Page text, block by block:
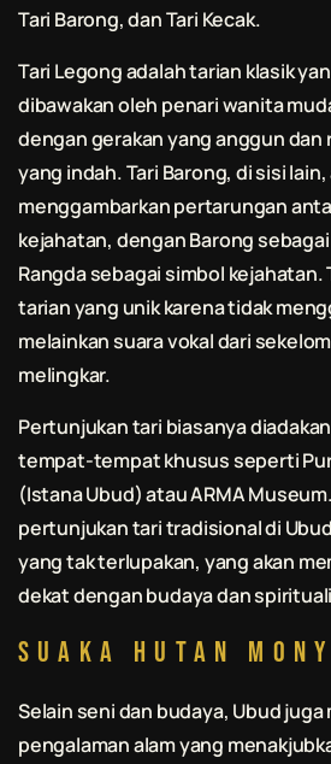
Tari Barong, dan Tari Kecak.
Tari Legong adalah tarian klasik
dibawakan oleh penari wanita
dengan gerakan yang anggun
yang indah. Tari Barong, di sisi
menggambarkan pertarungan
kejahatan, dengan Barong
Rangda sebagai simbol kejahatan.
tarian yang unik karena tidak
melainkan suara vokal dari
melingkar.
Pertunjukan tari biasanya
tempat-tempat khusus seperti
(Istana Ubud) atau ARMA
pertunjukan tari tradisional di
yang tak terlupakan, yang akan
dekat dengan budaya dan
Suaka Hutan
Selain seni dan budaya, Ubud juga
pengalaman alam yang